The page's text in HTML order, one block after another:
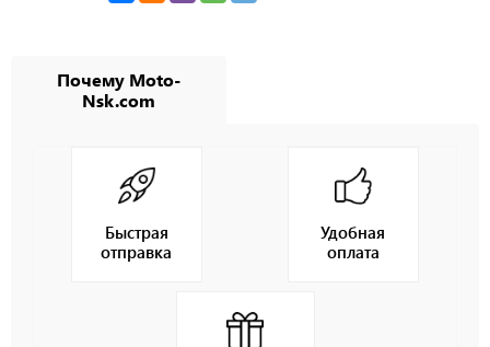
Почему Moto-
Nsk.com
Быстрая
отправка
Удобная
оплата